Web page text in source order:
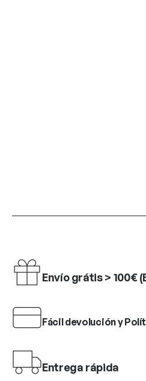
Envío grátis > 100€
Fácil devolución y
Entrega rápida